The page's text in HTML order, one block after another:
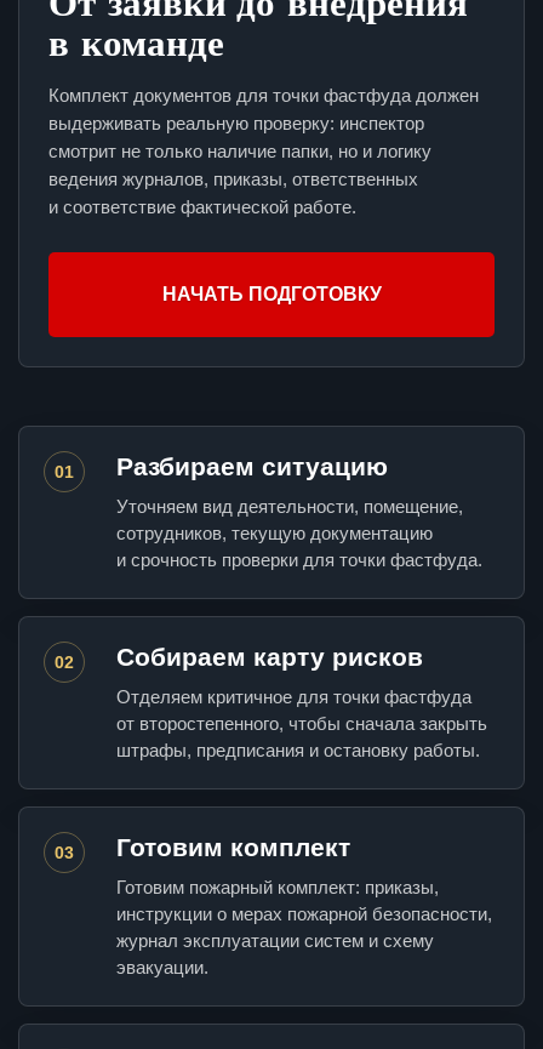
в команде
Комплект документов для точки фастфуда должен
выдерживать реальную проверку: инспектор
смотрит не только наличие папки, но и логику
ведения журналов, приказы, ответственных
и соответствие фактической работе.
НАЧАТЬ ПОДГОТОВКУ
01 Разбираем ситуацию
Уточняем вид деятельности, помещение,
сотрудников, текущую документацию
и срочность проверки для точки фастфуда.
02 Собираем карту рисков
Отделяем критичное для точки фастфуда
от второстепенного, чтобы сначала закрыть
штрафы, предписания и остановку работы.
03 Готовим комплект
Готовим пожарный комплект: приказы,
инструкции о мерах пожарной безопасности,
журнал эксплуатации систем и схему
эвакуации.